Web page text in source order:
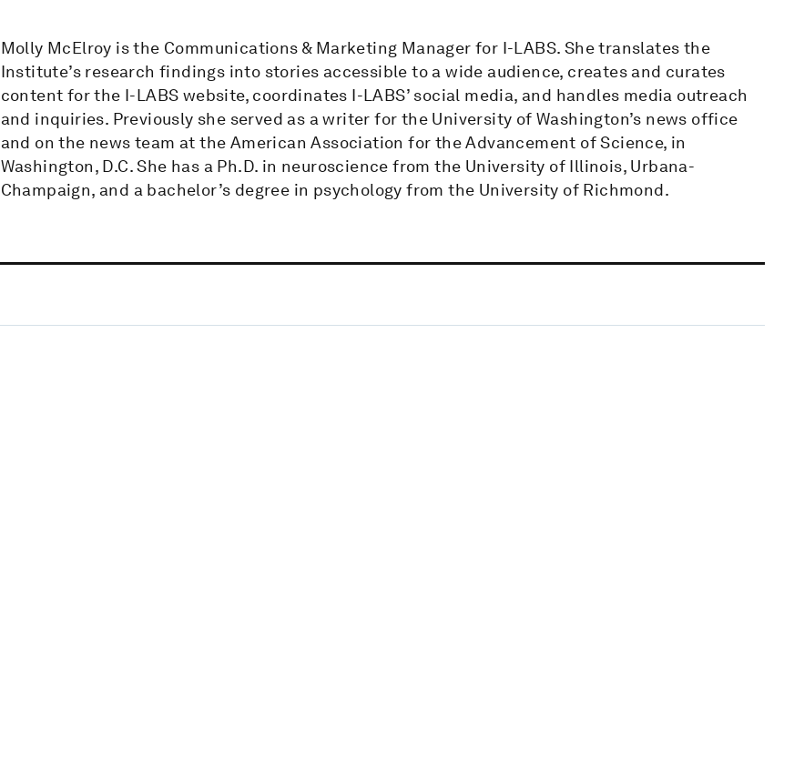
Molly McElroy is the Communications & Marketing Manager for I-LABS. She translates the
Institute’s research findings into stories accessible to a wide audience, creates and curates
content for the I-LABS website, coordinates I-LABS’ social media, and handles media outreach
and inquiries. Previously she served as a writer for the University of Washington’s news office
and on the news team at the American Association for the Advancement of Science, in
Washington, D.C. She has a Ph.D. in neuroscience from the University of Illinois, Urbana-
Champaign, and a bachelor’s degree in psychology from the University of Richmond.